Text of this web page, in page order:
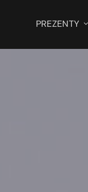
PREZENTY